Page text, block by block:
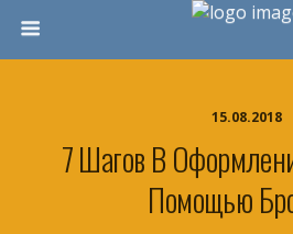
15.08.2018
7 Шагов В
Помощью